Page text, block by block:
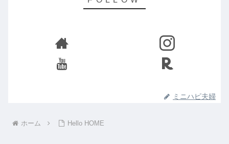
ミニハピ夫婦
ホーム Hello HOME